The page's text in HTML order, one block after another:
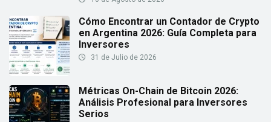
Cómo Encontrar un Contador de Crypto
en Argentina 2026: Guía Completa para
Inversores
31 de Julio de 2026
Métricas On-Chain de Bitcoin 2026:
Análisis Profesional para Inversores
Serios